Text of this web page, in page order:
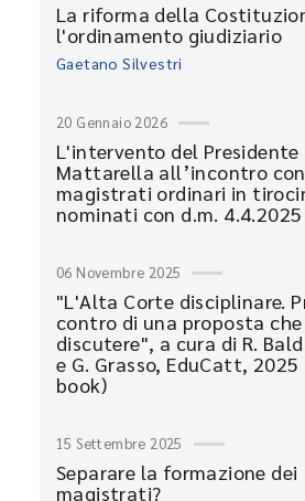
La riforma della
l'ordinamento giudiziario
Gaetano Silvestri
20 Gennaio 2026
L'intervento del Presidente
Mattarella all’incontro
magistrati ordinari in
nominati con d.m. 4.4.2025
06 Novembre 2025
"L'Alta Corte disciplinare.
contro di una proposta
discutere", a cura di R.
e G. Grasso, EduCatt, 2025
book)
15 Settembre 2025
Separare la formazione dei
magistrati?